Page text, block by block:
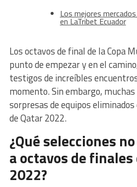
Los mejores
en LaTribet Ecuador
Los octavos de final de la Copa
punto de empezar y en el
testigos de increíbles
momento. Sin embargo,
sorpresas de equipos
de Qatar 2022.
¿Qué selecciones
a octavos de finales
2022?